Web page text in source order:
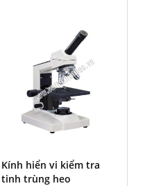
Kính hiển vi kiểm tra
tinh trùng heo